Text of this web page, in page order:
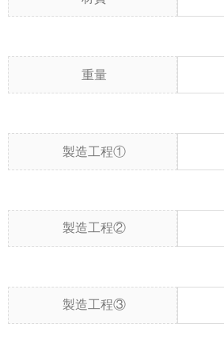
重量
製造工程①
製造工程②
製造工程③